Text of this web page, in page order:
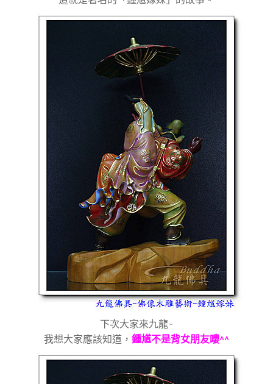
下次大家來九龍~
我想大家應該知道， 鍾馗不是背女朋友嘍^^